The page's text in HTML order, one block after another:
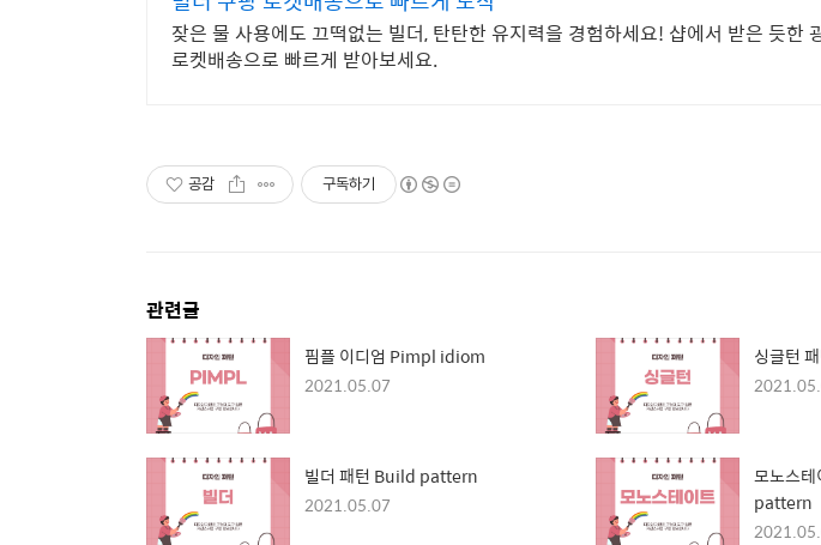
잦은 물 사용에도 끄떡없는 빌더, 탄탄한 유지력을 경험하세요! 샵에서 받은 듯한
로켓배송으로 빠르게 받아보세요.
공감 구독하기
관련글
핌플 이디엄 Pimpl idiom
2021.05.07
싱글턴
빌더 패턴 Build pattern
2021.05.07
모노스
pattern